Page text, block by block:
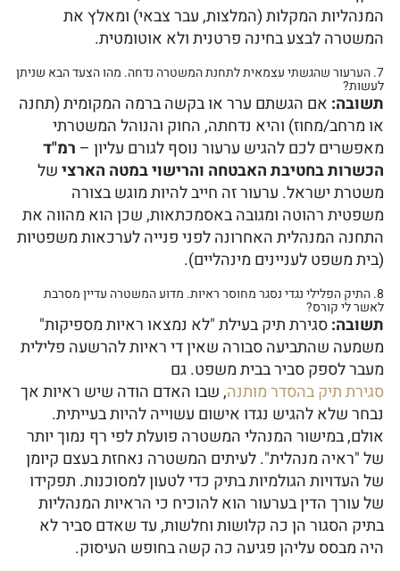
המנהליות המקלות (המלצות, עבר צבאי) ומאלץ את
המשטרה לבצע בחינה פרטנית ולא אוטומטית.
7. הערעור שהגשתי עצמאית לתחנת המשטרה נדחה. מהו הצעד הבא שניתן
לעשות?
תשובה: אם הגשתם ערר או בקשה ברמה המקומית (תחנה
או מרחב/מחוז) והיא נדחתה, החוק והנוהל המשטרתי
מאפשרים לכם להגיש ערעור נוסף לגורם עליון – רמ"ד
הכשרות בחטיבת האבטחה והרישוי במטה הארצישל
משטרת ישראל. ערעור זה חייב להיות מוגש בצורה
משפטית רהוטה ומגובה באסמכתאות, שכן הוא מהווה את
התחנה המנהלית האחרונה לפני פנייה לערכאות משפטיות
(בית משפט לעניינים מינהליים).
8. התיק הפלילי נגדי נסגר מחוסר ראיות. מדוע המשטרה עדיין מסרבת
לאשר לי קורס?
תשובה:סגירת תיק בעילת "לא נמצאו ראיות מספיקות"
משמעה שהתביעה סבורה שאין די ראיות להרשעה פלילית
מעבר לספק סביר בבית משפט. גם
סגירת תיק בהסדר מותנה, שבו האדם הודה שיש ראיות אך
נבחר שלא להגיש נגדו אישום עשוייה להיות בעייתית.
אולם, במישור המנהלי המשטרה פועלת לפי רף נמוך יותר
של "ראיה מנהלית". לעיתים המשטרה נאחזת בעצם קיומן
של העדויות הגולמיות בתיק כדי לטעון למסוכנות. תפקידו
של עורך הדין בערעור הוא להוכיח כי הראיות המנהליות
בתיק הסגור הן כה קלושות וחלשות, עד שאדם סביר לא
היה מבסס עליהן פגיעה כה קשה בחופש העיסוק.